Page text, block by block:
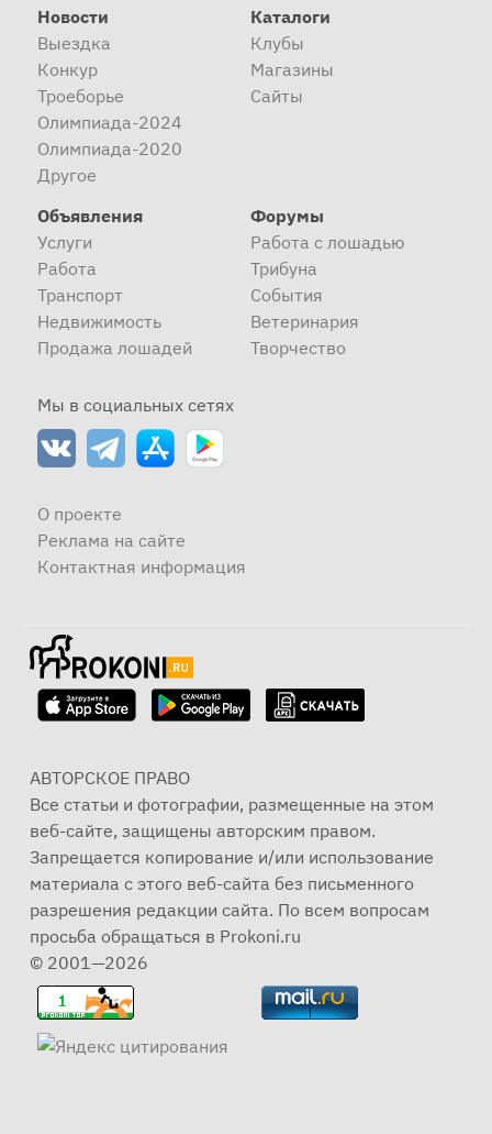
Новости
Выездка
Конкур
Троеборье
Олимпиада-2024
Олимпиада-2020
Другое
Каталоги
Клубы
Магазины
Сайты
Объявления
Услуги
Работа
Транспорт
Недвижимость
Продажа лошадей
Форумы
Работа с лошадью
Трибуна
События
Ветеринария
Творчество
Мы в социальных сетях
О проекте
Реклама на сайте
Контактная информация
АВТОРСКОЕ ПРАВО
Все статьи и фотографии, размещенные на этом
веб-сайте, защищены авторским правом.
Запрещается копирование и/или использование
материала с этого веб-сайта без письменного
разрешения редакции сайта. По всем вопросам
просьба обращаться в Prokoni.ru
© 2001—2026